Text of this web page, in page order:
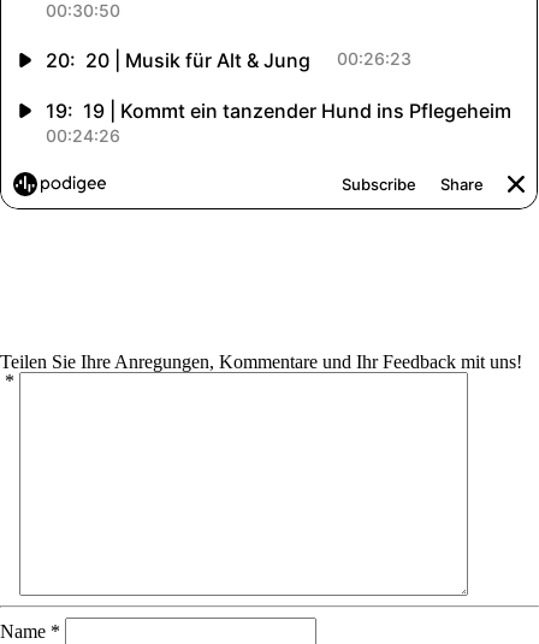
Teilen Sie Ihre Anregungen, Kommentare und Ihr Feedback mit uns!
*
Name *